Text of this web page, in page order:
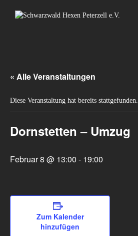
« Alle Veranstaltungen
Diese Veranstaltung hat bereits stattgefunden.
Dornstetten – Umzug
Februar 8 @ 13:00 - 19:00
Zum Kalender
hinzufügen